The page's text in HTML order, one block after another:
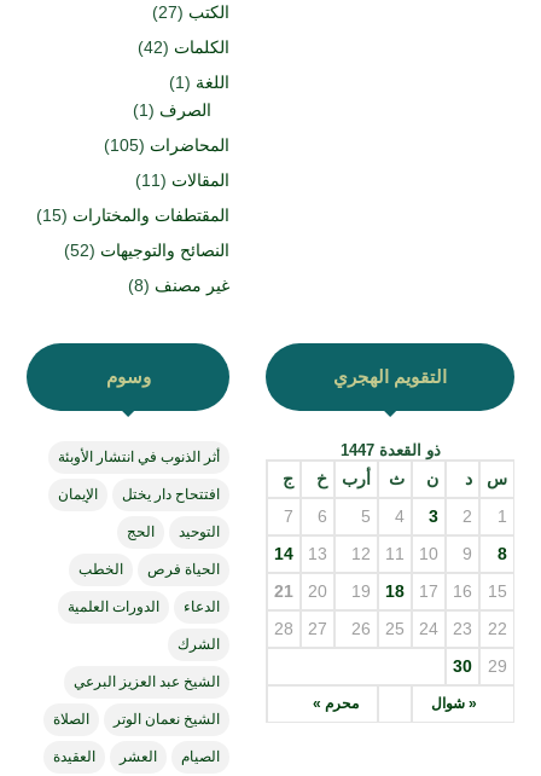
الكتب (27)
الكلمات (42)
اللغة (1)
الصرف (1)
المحاضرات (105)
المقالات (11)
المقتطفات والمختارات (15)
النصائح والتوجيهات (52)
غير مصنف (8)
التقويم الهجري
ذو القعدة 1447
س د ن ث أرب خ ج
« شوال محرم »
1
2
3
4
5
6
7
8
9
10
11
12
13
14
15
16
17
18
19
20
21
22
23
24
25
26
27
28
29
30
وسوم
أثر الذنوب في انتشار الأوبئة
افتتحاح دار يختل الإيمان
التوحيد الحج
الحياة فرص الخطب
الدعاء الدورات العلمية
الشرك
الشيخ عبد العزيز البرعي
الشيخ نعمان الوتر الصلاة
الصيام العشر العقيدة